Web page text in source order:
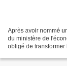
Après avoir nommé
du ministère de
obligé de transformer